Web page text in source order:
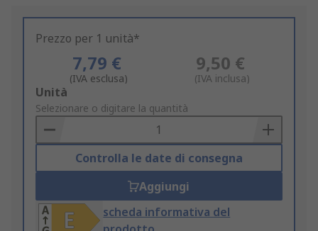
Prezzo per 1 unità*
7,79 €
(IVA esclusa)
9,50 €
(IVA inclusa)
Add
to
Basket
Unità
Selezionare o digitare la quantità
Controlla le date di consegna
Aggiungi
scheda informativa del